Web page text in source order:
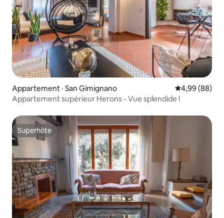
Appartement · San Gimignano Note
4,99 (88)
Appartement supérieur Herons - Vue splendide !
Superhôte
Superhôte